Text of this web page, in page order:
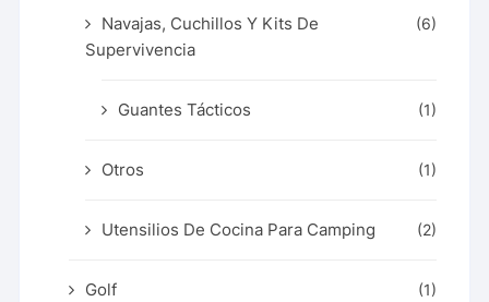
Navajas, Cuchillos Y Kits De
Supervivencia
(6)
Guantes Tácticos (1)
Otros (1)
Utensilios De Cocina Para Camping (2)
Golf (1)